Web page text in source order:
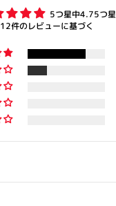
5つ星中4.75つ星
12件のレビューに基づく